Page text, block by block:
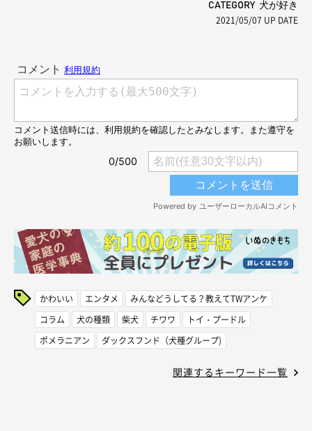
CATEGORY 犬が好き
2021/05/07 UP DATE
かわいい エンタメ
みんなどうしてる？教えてTWアンケ
コラム
犬の種類 柴犬 チワワ
トイ・プードル
ポメラニアン
ダックスフンド（犬種グループ)
関連するキーワード一覧